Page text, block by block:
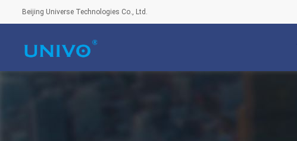
Beijing Universe Technologies Co., Ltd.